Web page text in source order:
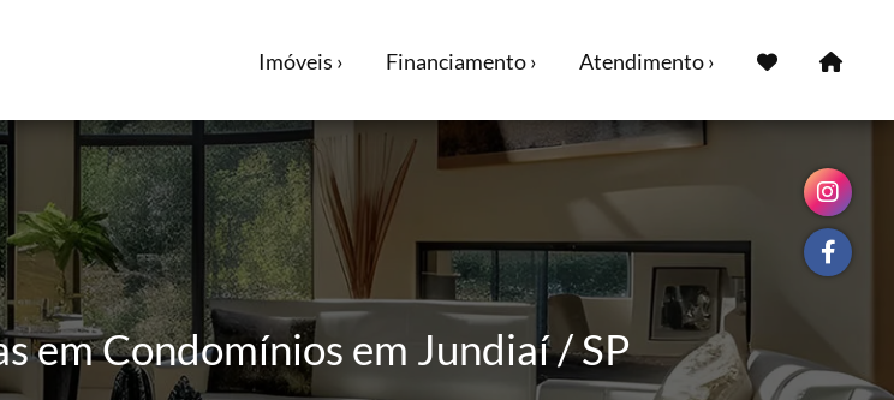
Imóveis › Financiamento › Atendimento ›
em Condomínios em Jundiaí / SP